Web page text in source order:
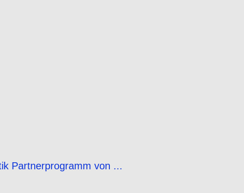
Partnerprogramm von ...